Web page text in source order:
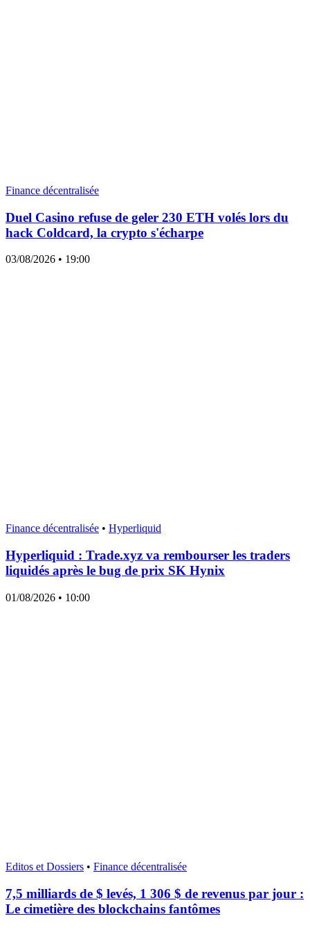
Finance décentralisée
Duel Casino refuse de geler 230 ETH volés lors du
hack Coldcard, la crypto s'écharpe
03/08/2026 • 19:00
Finance décentralisée • Hyperliquid
Hyperliquid : Trade.xyz va rembourser les traders
liquidés après le bug de prix SK Hynix
01/08/2026 • 10:00
Editos et Dossiers • Finance décentralisée
7,5 milliards de $ levés, 1 306 $ de revenus par jour :
Le cimetière des blockchains fantômes